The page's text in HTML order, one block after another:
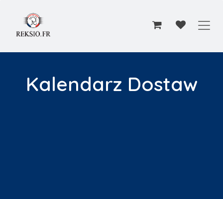
Kalendarz Dostaw